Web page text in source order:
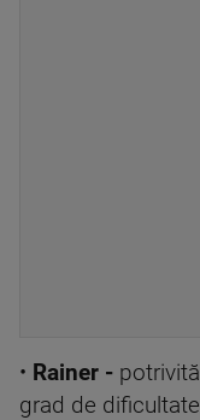
• Rainer -
grad de